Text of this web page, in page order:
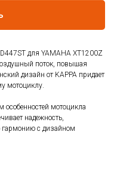
для YAMAHA XT1200Z
поток, повышая
дизайн от KAPPA придает
мотоциклу.
особенностей мотоцикла
надежность,
гармонию с дизайном